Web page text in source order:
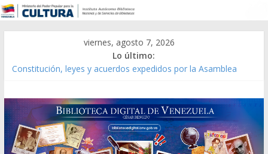
viernes, agosto 7, 2026
Lo último:
Constitución, leyes y acuerdos expedidos por la Asamblea
Modesta Bor Sánchez [material gráfico]
Gaceta Oficial de la República de Venezuela año CXXXIII Mes V,
Caracas 09 de marzo de 2006 N° 38.394
Catálogo temático de obras de Modesta Bor